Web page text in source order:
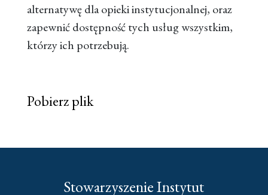
alternatywę dla opieki instytucjonalnej, oraz
zapewnić dostępność tych usług wszystkim,
którzy ich potrzebują.
Pobierz plik
Stowarzyszenie Instytut